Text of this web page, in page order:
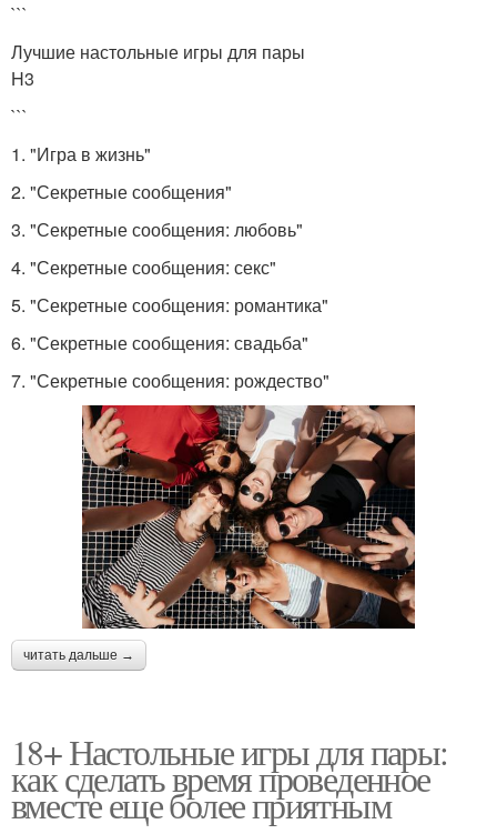
```
Лучшие настольные игры для пары
H3
```
1. "Игра в жизнь"
2. "Секретные сообщения"
3. "Секретные сообщения: любовь"
4. "Секретные сообщения: секс"
5. "Секретные сообщения: романтика"
6. "Секретные сообщения: свадьба"
7. "Секретные сообщения: рождество"
читать дальше →
18+ Настольные игры для пары:
как сделать время проведенное
вместе еще более приятным